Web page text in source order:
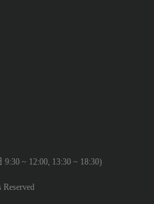
~ 12:00, 13:30 ~ 18:30)